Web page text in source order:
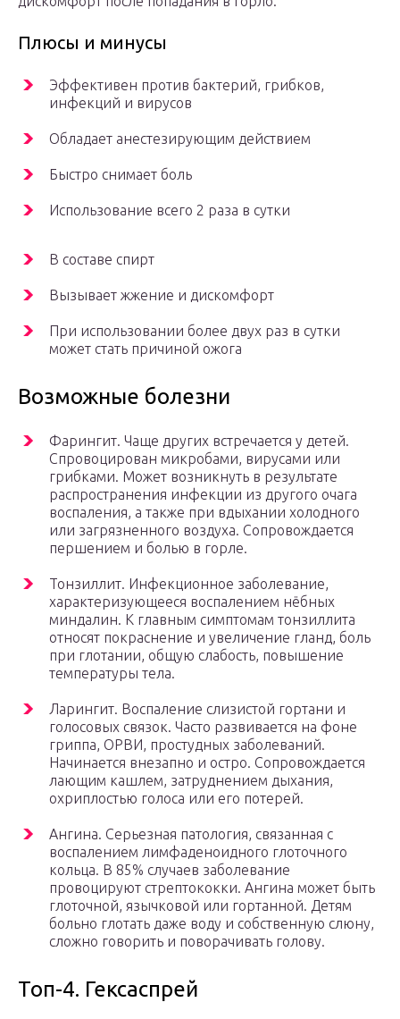
Плюсы и минусы
Эффективен против бактерий, грибков,
инфекций и вирусов
Обладает анестезирующим действием
Быстро снимает боль
Использование всего 2 раза в сутки
В составе спирт
Вызывает жжение и дискомфорт
При использовании более двух раз в сутки
может стать причиной ожога
Возможные болезни
Фарингит. Чаще других встречается у детей.
Спровоцирован микробами, вирусами или
грибками. Может возникнуть в результате
распространения инфекции из другого очага
воспаления, а также при вдыхании холодного
или загрязненного воздуха. Сопровождается
першением и болью в горле.
Тонзиллит. Инфекционное заболевание,
характеризующееся воспалением нёбных
миндалин. К главным симптомам тонзиллита
относят покраснение и увеличение гланд, боль
при глотании, общую слабость, повышение
температуры тела.
Ларингит. Воспаление слизистой гортани и
голосовых связок. Часто развивается на фоне
гриппа, ОРВИ, простудных заболеваний.
Начинается внезапно и остро. Сопровождается
лающим кашлем, затруднением дыхания,
охриплостью голоса или его потерей.
Ангина. Серьезная патология, связанная с
воспалением лимфаденоидного глоточного
кольца. В 85% случаев заболевание
провоцируют стрептококки. Ангина может быть
глоточной, язычковой или гортанной. Детям
больно глотать даже воду и собственную слюну,
сложно говорить и поворачивать голову.
Топ-4. Гексаспрей